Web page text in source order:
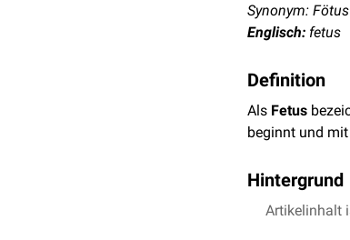
Synonym: Fötus
Englisch: fetus
Definition
Als Fetus
beginnt und
Hintergrund
Aufgrund der
Artikelinhalt